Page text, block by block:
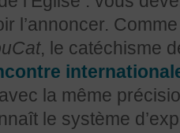
l’annoncer.
, le catéchisme
la même
le système